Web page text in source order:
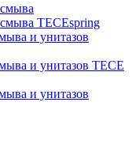
TECEspring
и унитазов
и унитазов ТЕСЕ
и унитазов